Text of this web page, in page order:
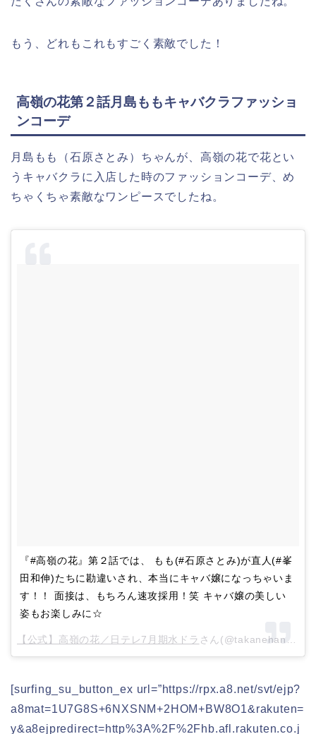
もう、どれもこれもすごく素敵でした！
高嶺の花第２話月島ももキャバクラファッショ
ンコーデ
月島もも（石原さとみ）ちゃんが、高嶺の花で花とい
うキャバクラに入店した時のファッションコーデ、め
ちゃくちゃ素敵なワンピースでしたね。
‪『#高嶺の花』第２話では、‬ ‪もも(#石原さとみ)が直人(#峯
田和伸)たちに勘違いされ、本当にキャバ嬢になっちゃいま
す！！‬ ‪面接は、もちろん速攻採用！笑‬ ‪キャバ嬢の美しい
姿もお楽しみに☆‬
【公式】高嶺の花／日テレ7月期水ドラ さん(@takanehana_ntv)がシェアした投稿 –
[surfing_su_button_ex url=”https://rpx.a8.net/svt/ejp?
a8mat=1U7G8S+6NXSNM+2HOM+BW8O1&rakuten=
y&a8ejpredirect=http%3A%2F%2Fhb.afl.rakuten.co.j